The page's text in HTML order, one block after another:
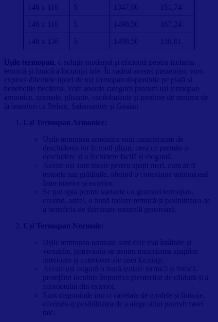
146 x 116 5 1347,00 151,74
146 x 116 5 1498,50 167,24
146 x 136 5 1498,50 138,01
Ușile termopan
, o soluție modernă și eficientă pentru izolarea
termică și fonică a locuinței tale. În cadrul acestei prezentări, vom
explora diferitele tipuri de uși termopan disponibile pe piață și
beneficiile fiecăreia. Vom aborda categorii precum uși termopan
armonice, normale, glisante, oscilobatante și produse de renume de
la branduri ca Rehau, Salamander și Gealan.
Uși Termopan Armonice:
Ușile termopan armonice sunt caracterizate de
deschiderea lor în mod pliant, ceea ce permite o
deschidere și o închidere facilă și elegantă.
Aceste uși sunt ideale pentru spații mari, cum ar fi
terasele sau grădinile, oferind o conexiune armonioasă
între interior și exterior.
Se pot opta pentru variante cu geamuri termopan,
oferind, astfel, o bună izolare termică și posibilitatea de
a beneficia de iluminare naturală generoasă.
Uși Termopan Normale:
Ușile termopan normale sunt cele mai întâlnite și
versatilie, potrivindu-se pentru majoritatea spațiilor
interioare și exterioare ale unei locuințe.
Aceste uși asigură o bună izolare termică și fonică,
protejând locuința împotriva pierderilor de căldură și a
zgomotului din exterior.
Sunt disponibile într-o varietate de modele și finisaje,
oferindu-ți posibilitatea de a alege stilul potrivit casei
tale.